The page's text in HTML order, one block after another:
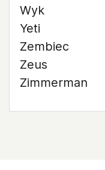
Wyk
Yeti
Zembiec
Zeus
Zimmerman